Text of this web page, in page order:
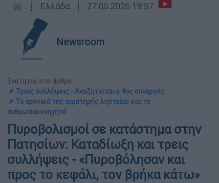
┋ Ελλάδα ┋ 27.05.2026 19:57
Newsroom
Ενότητες στο άρθρο:
📌 Τρεις συλλήψεις - Αναζητείται ο 4ος συνεργός
📌 Το χρονικό της αιματηρής ληστείας και το
ανθρωποκυνηγητό
Πυροβολισμοί σε κατάστημα στην
Πατησίων: Καταδίωξη και τρεις
συλλήψεις - «Πυροβόλησαν και
προς το κεφάλι, τον βρήκα κάτω»